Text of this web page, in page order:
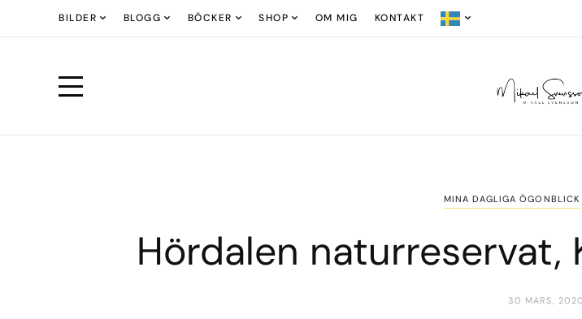
BILDER BLOGG BÖCKER SHOP OM MIG KONTAKT
MINA DAGLIGA ÖGONBLICK
Hördalen naturreservat,
30 MARS, 2020